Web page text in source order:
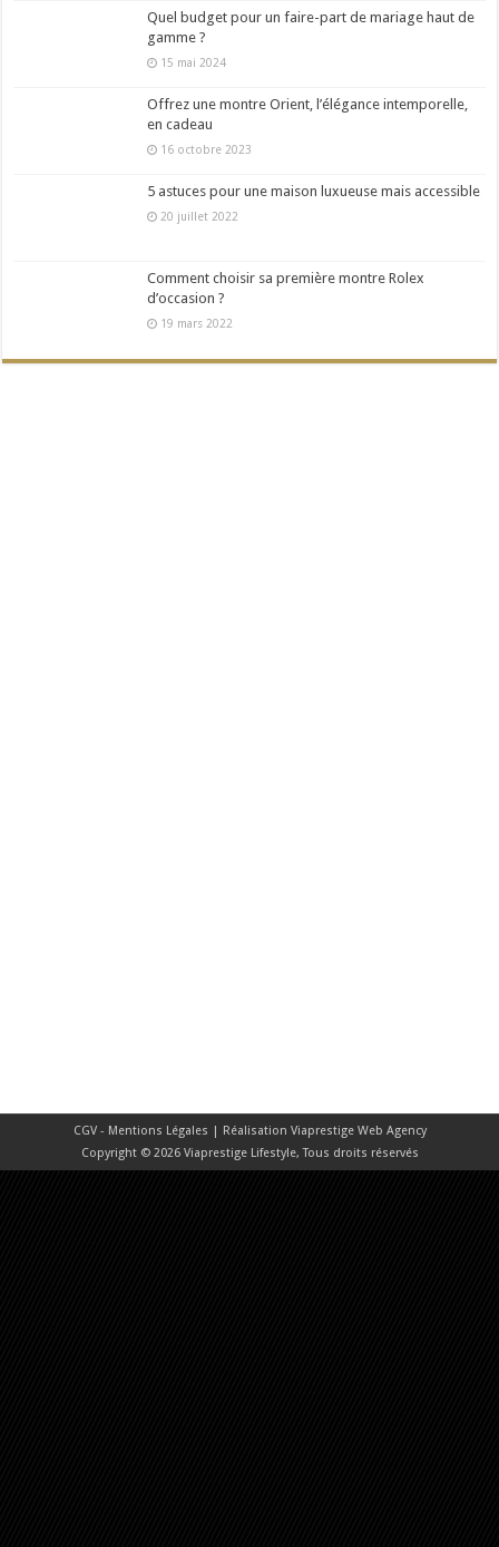
Quel budget pour un faire-part de mariage haut de
gamme ?
15 mai 2024
Offrez une montre Orient, l’élégance intemporelle,
en cadeau
16 octobre 2023
5 astuces pour une maison luxueuse mais accessible
20 juillet 2022
Comment choisir sa première montre Rolex
d’occasion ?
19 mars 2022
CGV - Mentions Légales | Réalisation Viaprestige Web Agency
Copyright © 2026 Viaprestige Lifestyle, Tous droits réservés